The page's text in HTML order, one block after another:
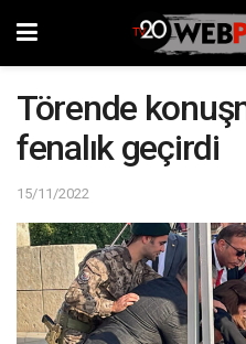
Törende
fenalık geçirdi
15/11/2022